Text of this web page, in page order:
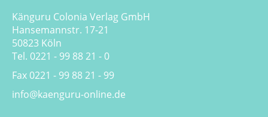
Känguru Colonia Verlag GmbH
Hansemannstr. 17-21
50823 Köln
Tel. 0221 - 99 88 21 - 0
Fax 0221 - 99 88 21 - 99
info@kaenguru-online.de